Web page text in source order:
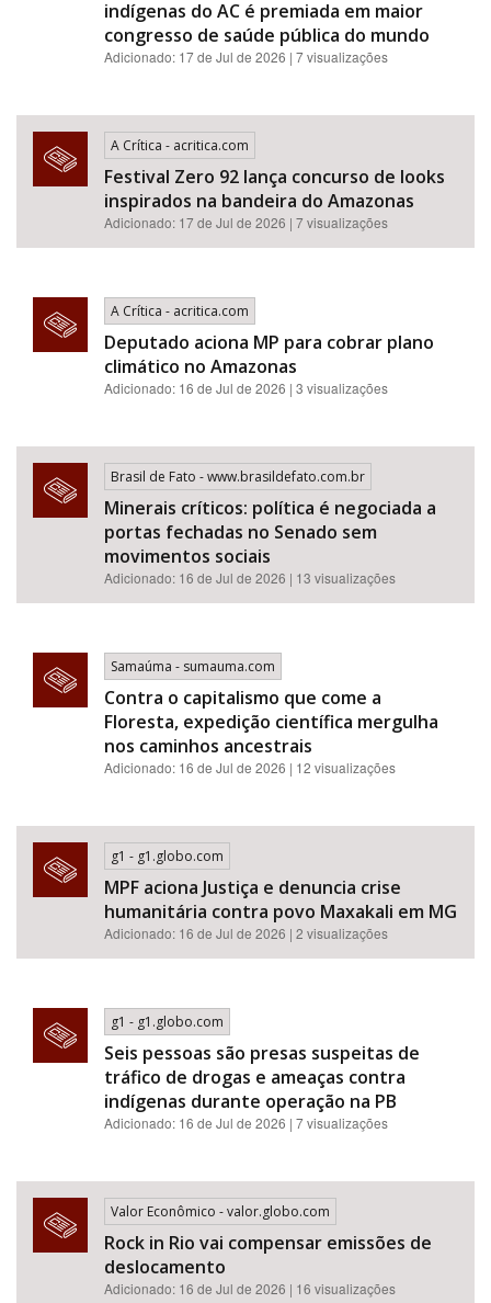
indígenas do AC é premiada em maior
congresso de saúde pública do mundo
Adicionado: 17 de Jul de 2026 | 7 visualizações
A Crítica - acritica.com
Festival Zero 92 lança concurso de looks
inspirados na bandeira do Amazonas
Adicionado: 17 de Jul de 2026 | 7 visualizações
A Crítica - acritica.com
Deputado aciona MP para cobrar plano
climático no Amazonas
Adicionado: 16 de Jul de 2026 | 3 visualizações
Brasil de Fato - www.brasildefato.com.br
Minerais críticos: política é negociada a
portas fechadas no Senado sem
movimentos sociais
Adicionado: 16 de Jul de 2026 | 13 visualizações
Samaúma - sumauma.com
Contra o capitalismo que come a
Floresta, expedição científica mergulha
nos caminhos ancestrais
Adicionado: 16 de Jul de 2026 | 12 visualizações
g1 - g1.globo.com
MPF aciona Justiça e denuncia crise
humanitária contra povo Maxakali em MG
Adicionado: 16 de Jul de 2026 | 2 visualizações
g1 - g1.globo.com
Seis pessoas são presas suspeitas de
tráfico de drogas e ameaças contra
indígenas durante operação na PB
Adicionado: 16 de Jul de 2026 | 7 visualizações
Valor Econômico - valor.globo.com
Rock in Rio vai compensar emissões de
deslocamento
Adicionado: 16 de Jul de 2026 | 16 visualizações